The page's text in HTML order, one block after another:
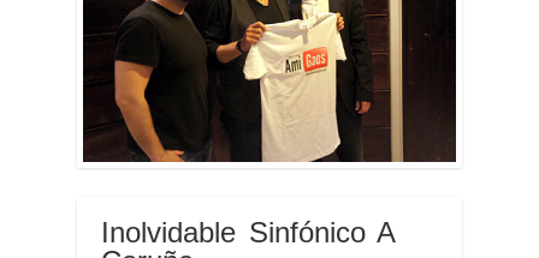
Inolvidable Sinfónico A